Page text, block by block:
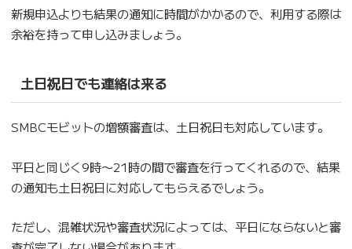
新規申込よりも結果の通知に時間がかかるので、利用する際は
余裕を持って申し込みましょう。
土日祝日でも連絡は来る
SMBCモビットの増額審査は、土日祝日も対応しています。
平日と同じく9時〜21時の間で審査を行ってくれるので、結果
の通知も土日祝日に対応してもらえるでしょう。
ただし、混雑状況や審査状況によっては、平日にならないと審